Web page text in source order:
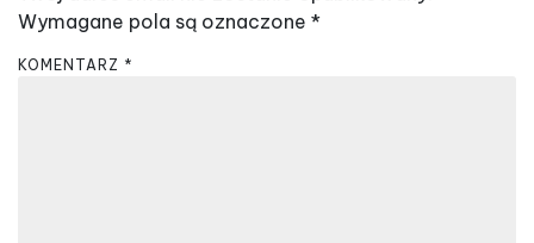
c
j
Wymagane pola są oznaczone *
KOMENTARZ *